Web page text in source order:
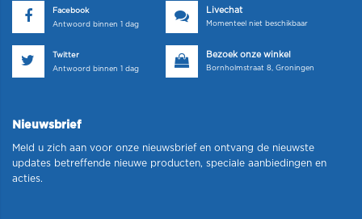
Facebook
Antwoord binnen 1 dag
Livechat
Momenteel niet beschikbaar
Twitter
Antwoord binnen 1 dag
Bezoek onze winkel
Bornholmstraat 8, Groningen
Nieuwsbrief
Meld u zich aan voor onze nieuwsbrief en ontvang de nieuwste
updates betreffende nieuwe producten, speciale aanbiedingen en
acties.